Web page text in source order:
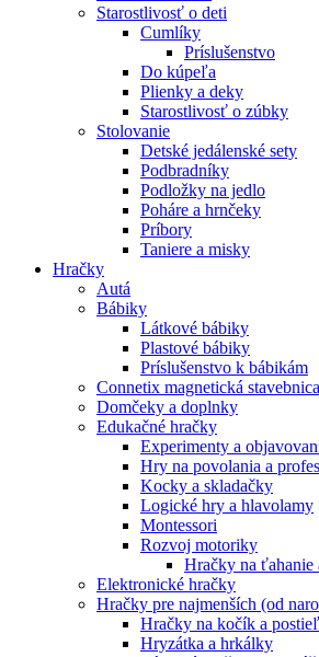
Starostlivosť o deti
Cumlíky
Príslušenstvo
Do kúpeľa
Plienky a deky
Starostlivosť o zúbky
Stolovanie
Detské jedálenské sety
Podbradníky
Podložky na jedlo
Poháre a hrnčeky
Príbory
Taniere a misky
Hračky
Autá
Bábiky
Látkové bábiky
Plastové bábiky
Príslušenstvo k bábikám
Connetix magnetická stavebnica
Domčeky a doplnky
Edukačné hračky
Experimenty a
Hry na povolania a
Kocky a skladačky
Logické hry a hlavolamy
Montessori
Rozvoj motoriky
Hračky na ťahanie
Elektronické hračky
Hračky pre najmenších (od
Hračky na kočík a
Hryzátka a hrkálky